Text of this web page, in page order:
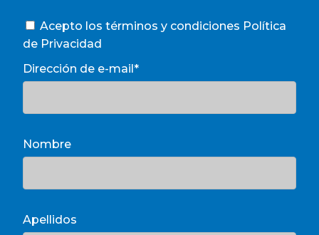
Acepto los términos y condiciones Política
de Privacidad
Dirección de e-mail*
Nombre
Apellidos